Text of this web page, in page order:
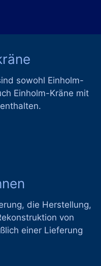
sowohl Einholm-
Einholm-Kräne mit
die Herstellung,
von
einer Lieferung